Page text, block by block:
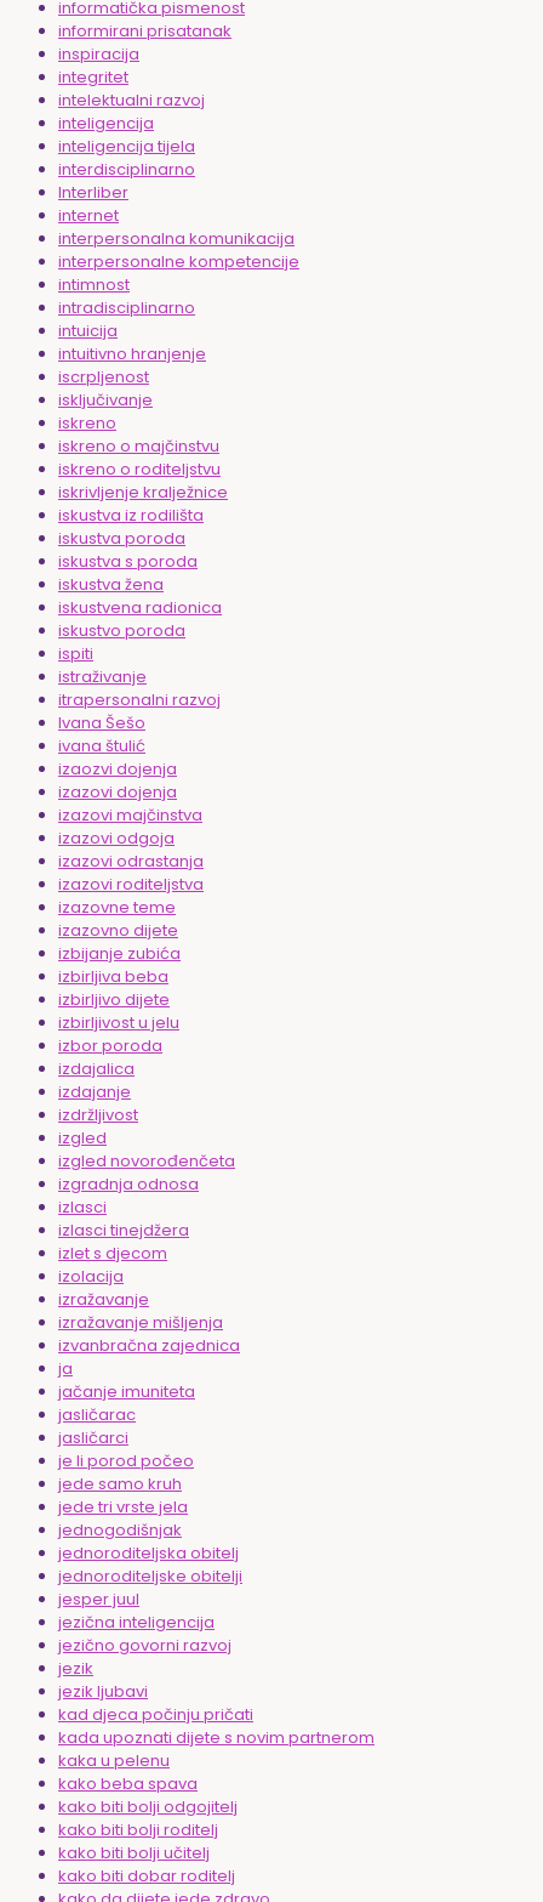
informatička pismenost
informirani prisatanak
inspiracija
integritet
intelektualni razvoj
inteligencija
inteligencija tijela
interdisciplinarno
Interliber
internet
interpersonalna komunikacija
interpersonalne kompetencije
intimnost
intradisciplinarno
intuicija
intuitivno hranjenje
iscrpljenost
isključivanje
iskreno
iskreno o majčinstvu
iskreno o roditeljstvu
iskrivljenje kralježnice
iskustva iz rodilišta
iskustva poroda
iskustva s poroda
iskustva žena
iskustvena radionica
iskustvo poroda
ispiti
istraživanje
itrapersonalni razvoj
Ivana Šešo
ivana štulić
izaozvi dojenja
izazovi dojenja
izazovi majčinstva
izazovi odgoja
izazovi odrastanja
izazovi roditeljstva
izazovne teme
izazovno dijete
izbijanje zubića
izbirljiva beba
izbirljivo dijete
izbirljivost u jelu
izbor poroda
izdajalica
izdajanje
izdržljivost
izgled
izgled novorođenčeta
izgradnja odnosa
izlasci
izlasci tinejdžera
izlet s djecom
izolacija
izražavanje
izražavanje mišljenja
izvanbračna zajednica
ja
jačanje imuniteta
jasličarac
jasličarci
je li porod počeo
jede samo kruh
jede tri vrste jela
jednogodišnjak
jednoroditeljska obitelj
jednoroditeljske obitelji
jesper juul
jezična inteligencija
jezično govorni razvoj
jezik
jezik ljubavi
kad djeca počinju pričati
kada upoznati dijete s novim partnerom
kaka u pelenu
kako beba spava
kako biti bolji odgojitelj
kako biti bolji roditelj
kako biti bolji učitelj
kako biti dobar roditelj